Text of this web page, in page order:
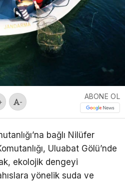
-
ABONE OL
bağlı Nilüfer
Uluabat Gölü’nde
ekolojik dengeyi
yönelik suda ve